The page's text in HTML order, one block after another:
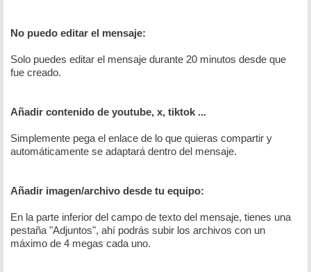
No puedo editar el mensaje:
Solo puedes editar el mensaje durante 20 minutos desde que
fue creado.
Añadir contenido de youtube, x, tiktok ...
Simplemente pega el enlace de lo que quieras compartir y
automáticamente se adaptará dentro del mensaje.
Añadir imagen/archivo desde tu equipo:
En la parte inferior del campo de texto del mensaje, tienes una
pestaña "Adjuntos", ahí podrás subir los archivos con un
máximo de 4 megas cada uno.